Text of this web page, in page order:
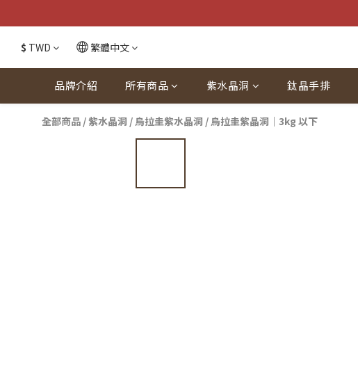
$ TWD 繁體中文
品牌介紹 所有商品 紫水晶洞 鈦晶手排
全部商品 /紫水晶洞 / 烏拉圭紫水晶洞 / 烏拉圭紫晶洞｜3kg 以下